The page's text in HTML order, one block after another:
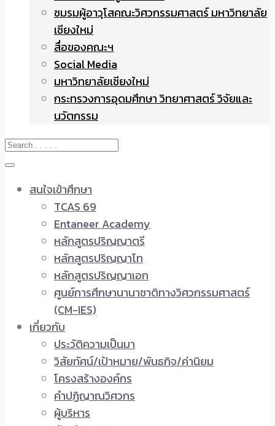
ชมรมผู้อาวุโสคณะวิศวกรรมศาสตร์ มหาวิทยาลัย
เชียงใหม่
สื่อของคณะฯ
Social Media
มหาวิทยาลัยเชียงใหม่
กระทรวงการอุดมศึกษา วิทยาศาสตร์ วิจัยและ
นวัตกรรม
สนใจเข้าศึกษา
TCAS 69
Entaneer Academy
หลักสูตรปริญญาตรี
หลักสูตรปริญญาโท
หลักสูตรปริญญาเอก
ศูนย์การศึกษานานาชาติทางวิศวกรรมศาสตร์
(CM-IES)
เกี่ยวกับ
ประวัติความเป็นมา
วิสัยทัศน์/เป้าหมาย/พันธกิจ/ค่านิยม
โครงสร้างองค์กร
คำปฏิญาณวิศวกร
ผู้บริหาร